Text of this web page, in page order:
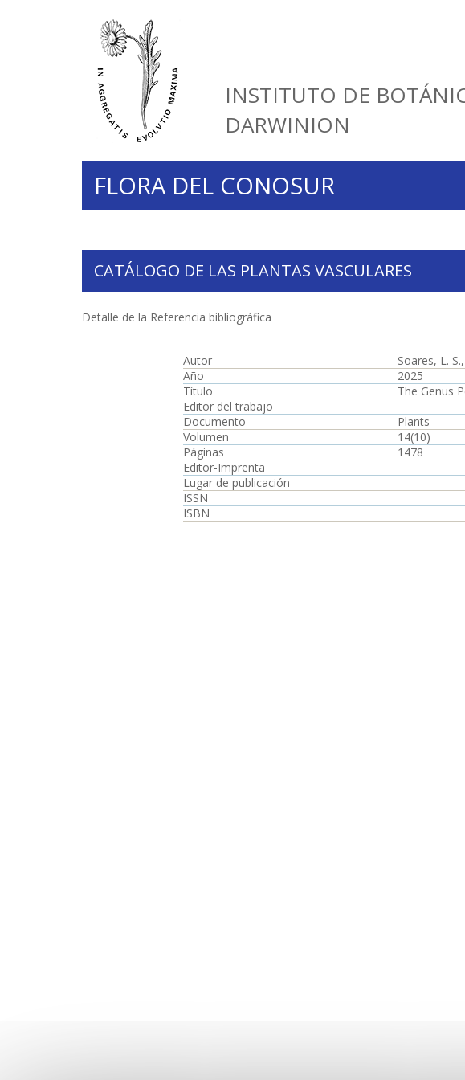
INSTITUTO DE
DARWINION
FLORA DEL CONOSUR
CATÁLOGO DE LAS PLANTAS VASCULARES
Detalle de la Referencia bibliográfica
Autor
Soares, L.
Año
2025
Título
The Genus
Editor del trabajo
Documento
Plants
Volumen
14(10)
Páginas
1478
Editor-Imprenta
Lugar de publicación
ISSN
ISBN